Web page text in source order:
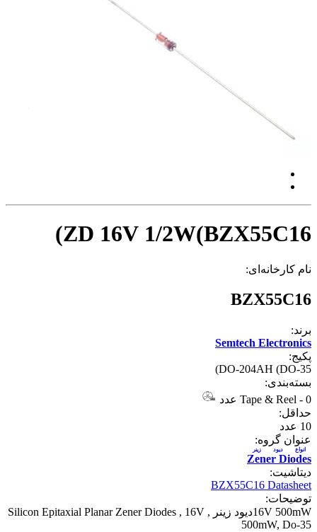
ZD 16V 1/2W(BZX55C16)
نام کارخانه‌ای:
BZX55C16
برند:
Semtech Electronics
پکیج:
DO-204AH (DO-35)
بسته‌بندی:
Tape & Reel - 0 عدد
حداقل:
10 عدد
عنوان گروه:
Zener Diodes
انواع ديود زينر
دیتاشیت:
BZX55C16 Datasheet
توضیحات:
16V 500mWدیود زینر Silicon Epitaxial Planar Zener Diodes , 16V ,
500mW, Do-35